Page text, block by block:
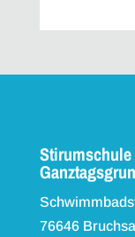
76646